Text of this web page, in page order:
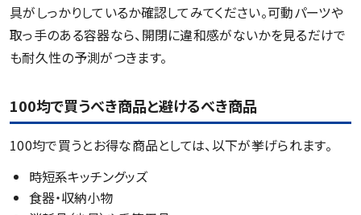
具がしっかりしているか確認してみてください。可動パーツや
取っ手のある容器なら、開閉に違和感がないかを見るだけで
も耐久性の予測がつきます。
100均で買うべき商品と避けるべき商品
100均で買うとお得な商品としては、以下が挙げられます。
時短系キッチングッズ
食器・収納小物